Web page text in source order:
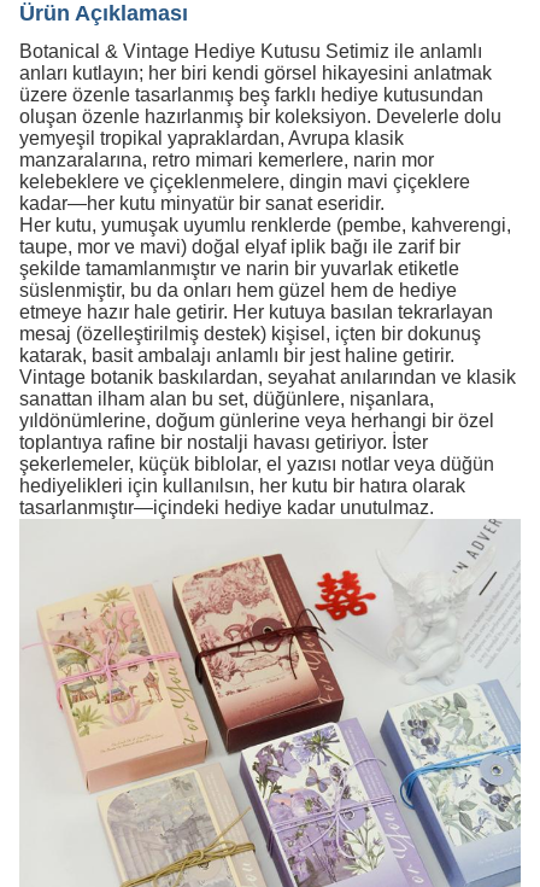
Ürün Açıklaması
Botanical & Vintage Hediye Kutusu Setimiz ile anlamlı
anları kutlayın; her biri kendi görsel hikayesini anlatmak
üzere özenle tasarlanmış beş farklı hediye kutusundan
oluşan özenle hazırlanmış bir koleksiyon. Develerle dolu
yemyeşil tropikal yapraklardan, Avrupa klasik
manzaralarına, retro mimari kemerlere, narin mor
kelebeklere ve çiçeklenmelere, dingin mavi çiçeklere
kadar—her kutu minyatür bir sanat eseridir.
Her kutu, yumuşak uyumlu renklerde (pembe, kahverengi,
taupe, mor ve mavi) doğal elyaf iplik bağı ile zarif bir
şekilde tamamlanmıştır ve narin bir yuvarlak etiketle
süslenmiştir, bu da onları hem güzel hem de hediye
etmeye hazır hale getirir. Her kutuya basılan tekrarlayan
mesaj (özelleştirilmiş destek) kişisel, içten bir dokunuş
katarak, basit ambalajı anlamlı bir jest haline getirir.
Vintage botanik baskılardan, seyahat anılarından ve klasik
sanattan ilham alan bu set, düğünlere, nişanlara,
yıldönümlerine, doğum günlerine veya herhangi bir özel
toplantıya rafine bir nostalji havası getiriyor. İster
şekerlemeler, küçük biblolar, el yazısı notlar veya düğün
hediyelikleri için kullanılsın, her kutu bir hatıra olarak
tasarlanmıştır—içindeki hediye kadar unutulmaz.